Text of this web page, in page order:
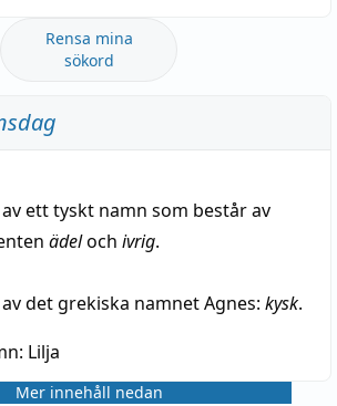
Rensa mina
sökord
ett tyskt namn som består av
ädeloch ivrig.
det grekiska namnet Agnes: kysk.
Lilja
Mer innehåll nedan